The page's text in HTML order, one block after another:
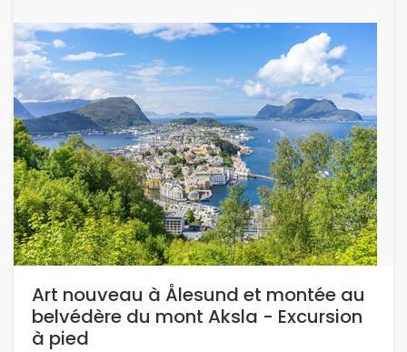
Art nouveau à Ålesund et montée au
belvédère du mont Aksla - Excursion
à pied